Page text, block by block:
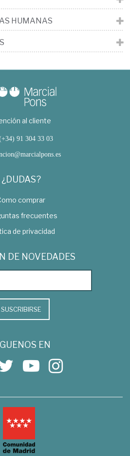
HUMANAS
al cliente
91 304 33 03
¿DUDAS?
comprar
frecuentes
de privacidad
DE NOVEDADES
SUSCRIBIRSE
EN